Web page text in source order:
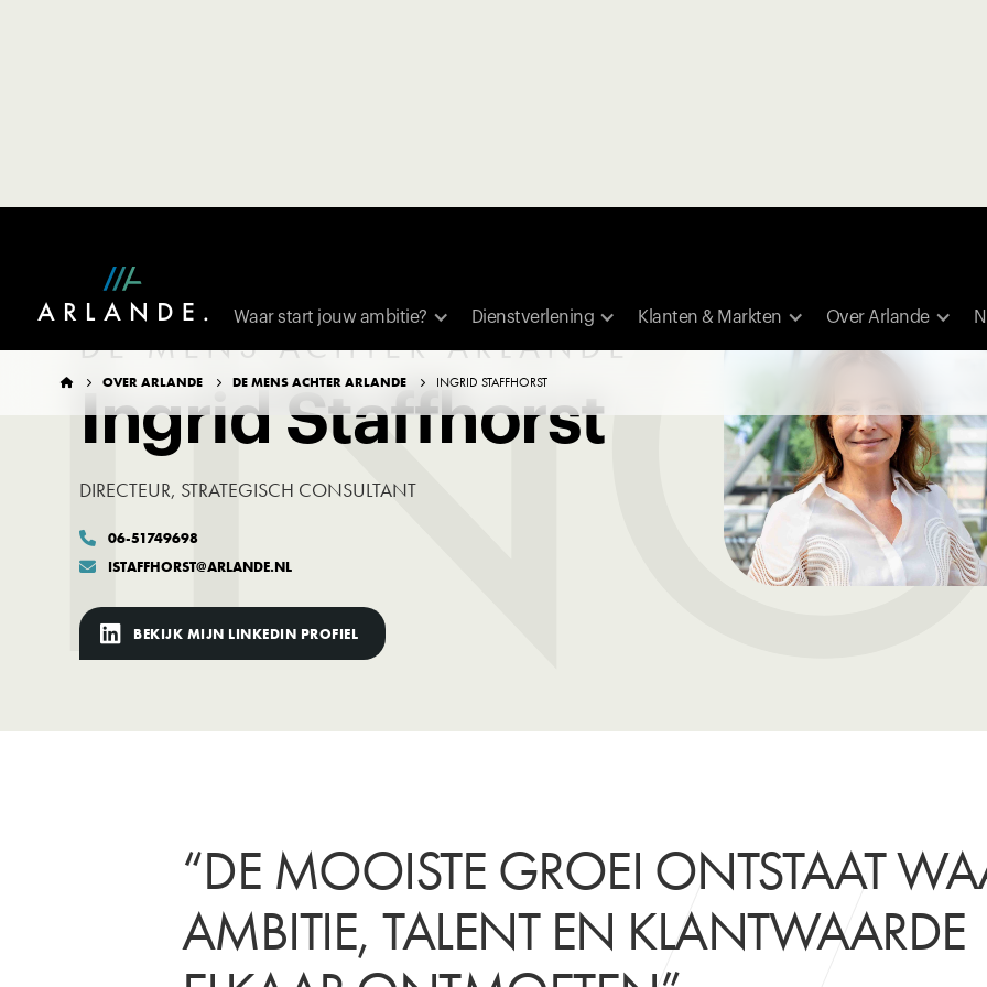
Waar start jouw ambitie? Dienstverlening Klanten & Markten Over Arlande
  OVER ARLANDE  DE MENS ACHTER ARLANDE  INGRID STAFFHORST
DE MENS ACHTER ARLANDE
Ingrid Staffhorst
DIRECTEUR, STRATEGISCH CONSULTANT
 06-51749698
 ISTAFFHORST@ARLANDE.NL
BEKIJK MIJN LINKEDIN PROFIEL
“DE MOOISTE GROEI ONTSTAAT
AMBITIE, TALENT EN KLANTWAARDE